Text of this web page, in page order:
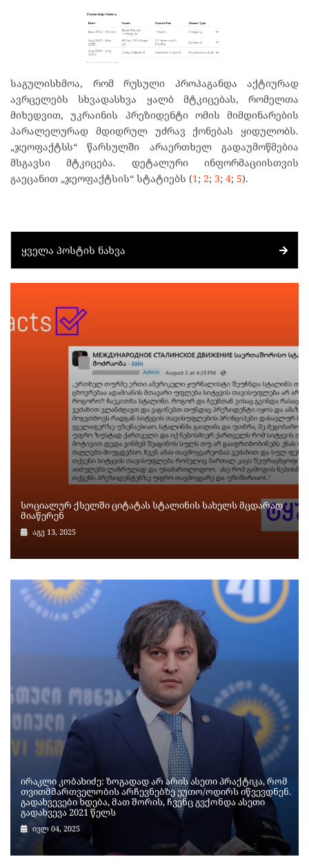
საგულისხმოა, რომ რუსული პროპაგანდა აქტიურად
ავრცელებს სხვადასხვა ყალბ მტკიცებას, რომელთა
მიხედვით, უკრაინის პრეზიდენტი ომის მიმდინარების
პარალელურად მდიდრულ უძრავ ქონებას ყიდულობს.
„ჯეოფაქტსს“ წარსულში არაერთხელ გადაუმოწმებია
მსგავსი მტკიცება. დეტალური ინფორმაციისთვის
გაეცანით „ჯეოფაქტსის“ სტატიებს (1 ; 2; 3; 4; 5).
ᲧᲕᲔᲚᲐ ᲞᲝᲡᲢᲘᲡ ᲜᲐᲮᲕᲐ
სოციალურ ქსელში ციტატას სტალინის სახელს მცდარად
მიაწერენ
აგვ 13, 2025
ირაკლი კობახიძე: ზოგადად არ არის ასეთი პრაქტიკა, რომ
თვითმმართველობის არჩევნებზე ეუთო/ოდირს იწვევდნენ.
გადახვევები ხდება, მათ შორის, ჩვენც გვქონდა ასეთი
გადახვევა 2021 წელს
ივლ 04, 2025